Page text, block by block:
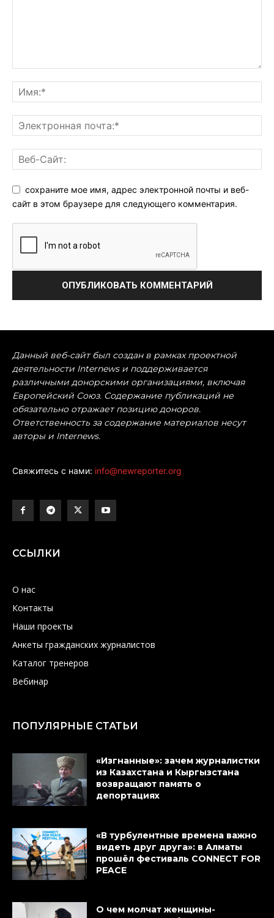
сохраните мое имя, адрес электронной почты и веб-
сайт в этом браузере для следующего комментария.
Данный веб-сайт был создан в рамках проектной
деятельности Internews и поддерживается
различными донорскими организациями, включая
Европейский Союз. Содержание публикаций не
обязательно отражает позицию доноров.
Ответственность за содержание материалов несут
авторы и Internews.
Свяжитесь с нами: info@newreporter.org
ССЫЛКИ
О нас
Контакты
Наши проекты
Анкеты гражданских журналистов
Каталог тренеров
Вебинар
ПОПУЛЯРНЫЕ СТАТЬИ
«Изгнанные»: зачем журналистки
из Казахстана и Кыргызстана
возвращают память о
депортациях
«В турбулентные времена важно
видеть друг друга»: в Алматы
прошёл фестиваль CONNECT FOR
PEACE
О чем молчат женщины-